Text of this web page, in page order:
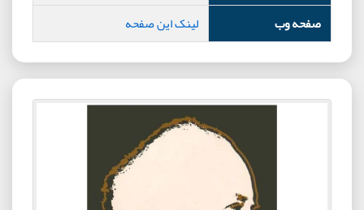
صفحه وب
لینک این صفحه